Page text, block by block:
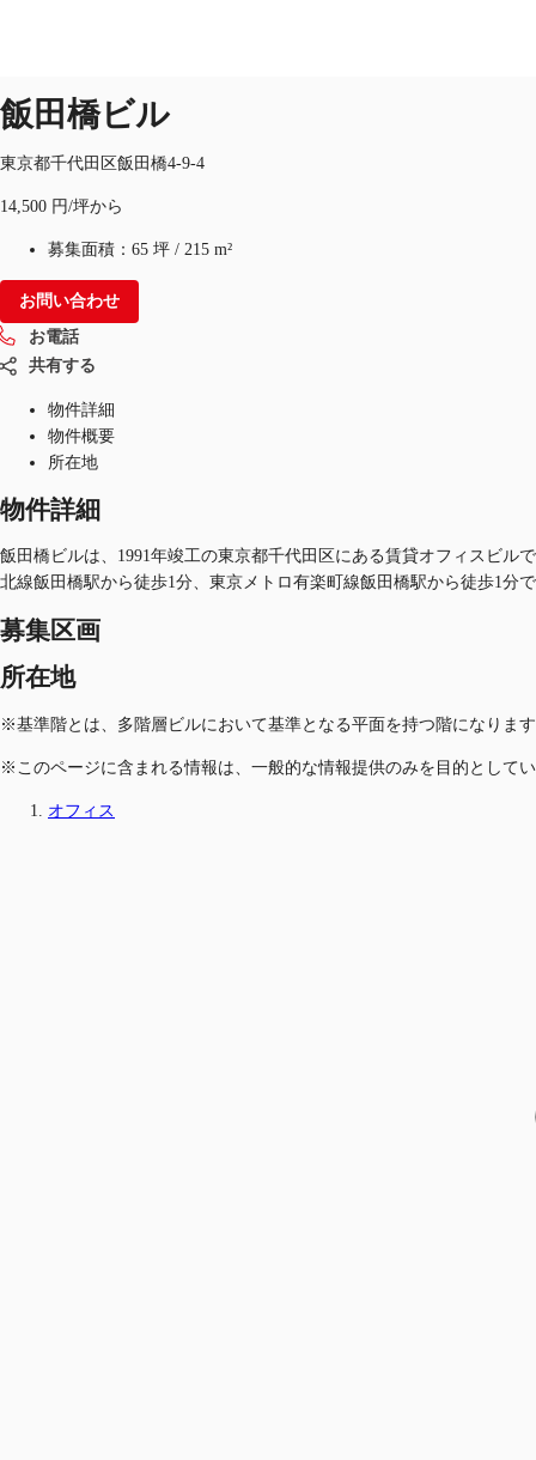
オフィス・事務所
飯田橋ビル
東京都千代田区飯田橋4-9-4
14,500 円/坪から
募集面積： 65 坪 / 215 m²
お問い合わせ
お電話
共有する
物件詳細
物件概要
所在地
物件詳細
飯田橋ビルは、1991年竣工の東京都千代田区にある賃貸オフィスビル
北線飯田橋駅から徒歩1分、東京メトロ有楽町線飯田橋駅から徒歩1分
募集区画
所在地
※基準階とは、多階層ビルにおいて基準となる平面を持つ階になりま
※このページに含まれる情報は、一般的な情報提供のみを目的として
オフィス